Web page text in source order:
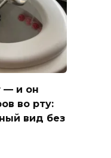
— и он
во рту:
вид без